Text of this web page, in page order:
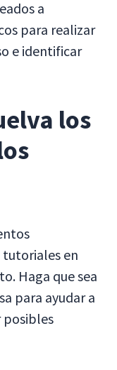
a
para realizar
e identificar
los
tutoriales en
Haga que sea
para ayudar a
posibles